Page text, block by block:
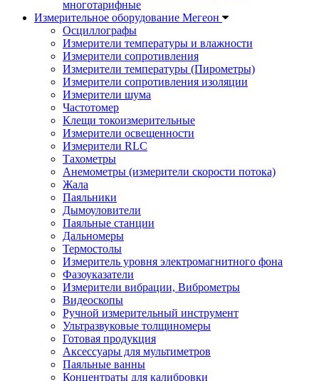
многотарифные
Измерительное оборудование Мегеон
Осциллографы
Измерители температуры и влажности
Измерители сопротивления
Измерители температуры (Пирометры)
Измерители сопротивления изоляции
Измерители шума
Частотомер
Клещи токоизмерительные
Измерители освещенности
Измерители RLC
Тахометры
Анемометры (измерители скорости потока)
Жала
Паяльники
Дымоуловители
Паяльные станции
Дальномеры
Термостолы
Измеритель уровня электромагнитного фона
Фазоуказатели
Измерители вибрации, Виброметры
Видеоскопы
Ручной измерительный инструмент
Ультразвуковые толщиномеры
Готовая продукция
Аксессуары для мультиметров
Паяльные ванны
Концентраты для калибровки